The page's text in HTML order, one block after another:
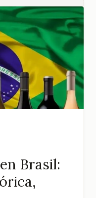
Brasil: